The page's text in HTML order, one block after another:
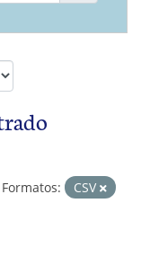
Formatos:
CSV